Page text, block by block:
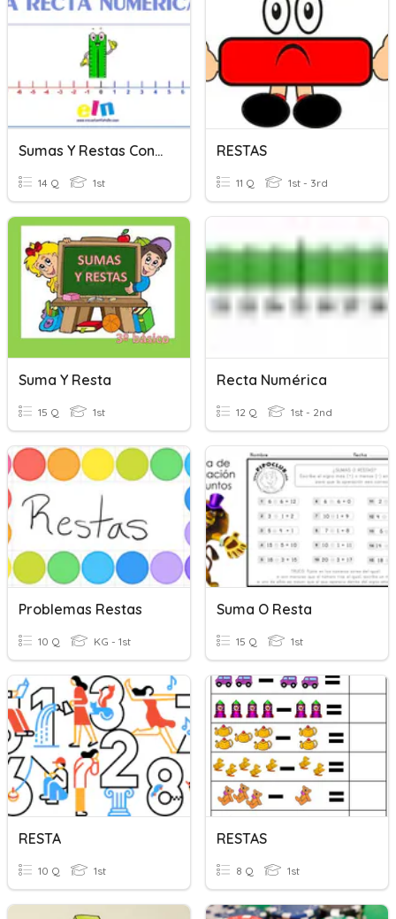
Sumas Y Restas Con Recta Numérica.
14 Q 1st
RESTAS
11 Q 1st - 3rd
Suma Y Resta
15 Q 1st
Recta Numérica
12 Q 1st - 2nd
Problemas Restas
10 Q KG - 1st
Suma O Resta
15 Q 1st
RESTA
10 Q 1st
RESTAS
8 Q 1st